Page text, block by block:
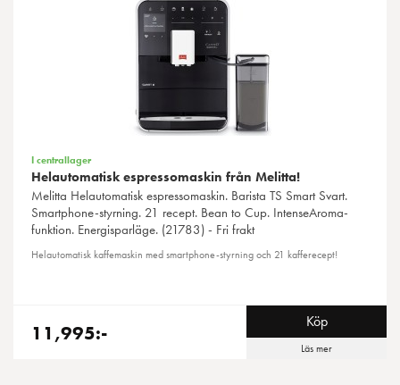
I centrallager
Helautomatisk espressomaskin från Melitta!
Melitta Helautomatisk espressomaskin. Barista TS Smart Svart.
Smartphone-styrning. 21 recept. Bean to Cup. IntenseAroma-
funktion. Energisparläge. (21783) - Fri frakt
Helautomatisk kaffemaskin med smartphone-styrning och 21 kafferecept!
11,995:- Köp
Läs mer